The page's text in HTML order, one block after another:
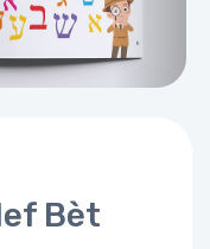
Bèt